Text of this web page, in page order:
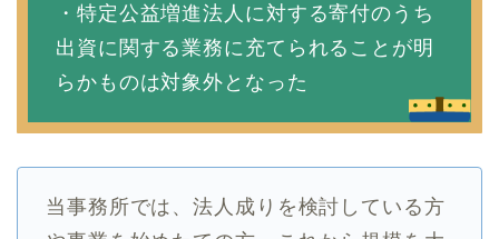
・特定公益増進法人に対する寄付のうち
出資に関する業務に充てられることが明
らかものは対象外となった
当事務所では、法人成りを検討している方